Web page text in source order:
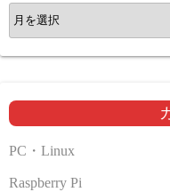
ア
ー
カ
ブ
PC・Linux
Raspberry Pi